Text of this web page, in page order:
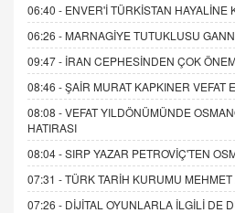
06:40 - ENVER'İ TÜRKİSTAN HAYALİNE
06:26 - MARNAGİYE TUTUKLUSU
09:47 - İRAN CEPHESİNDEN ÇOK
08:46 -ŞAİR MURAT KAPKINER VEFAT
08:08 -VEFAT YILDÖNÜMÜNDE
HATIRASI
08:04 -SIRP YAZAR PETROVİÇ'TEN
07:31 -TÜRK TARİH KURUMU
07:26 - DİJİTAL OYUNLARLA İLGİLİ DE